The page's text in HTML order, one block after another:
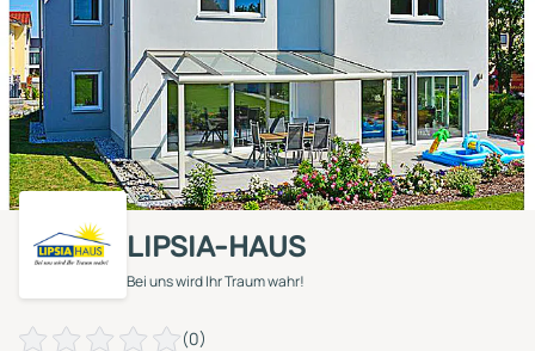
LIPSIA-HAUS
Bei uns wird Ihr Traum wahr!
(0)